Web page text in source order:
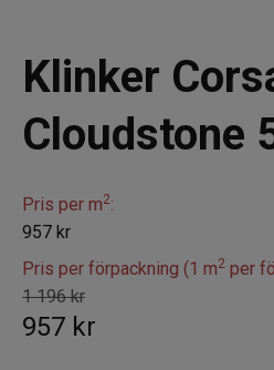
Klinker
Cloudstone
Pris per m2:
957 kr
Pris per förpackning (1 m2per
1 196 kr
957 kr